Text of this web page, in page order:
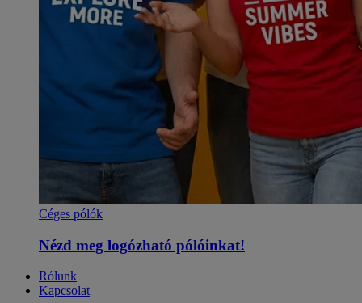
Céges pólók
Nézd meg logózható pólóinkat!
Rólunk
Kapcsolat